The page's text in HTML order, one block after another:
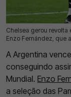
Chelsea gerou
Enzo Fernández, que
16 Jul 2026 | 16:56 |
A Argentina
conseguindo
Mundial. Enzo
a seleção das